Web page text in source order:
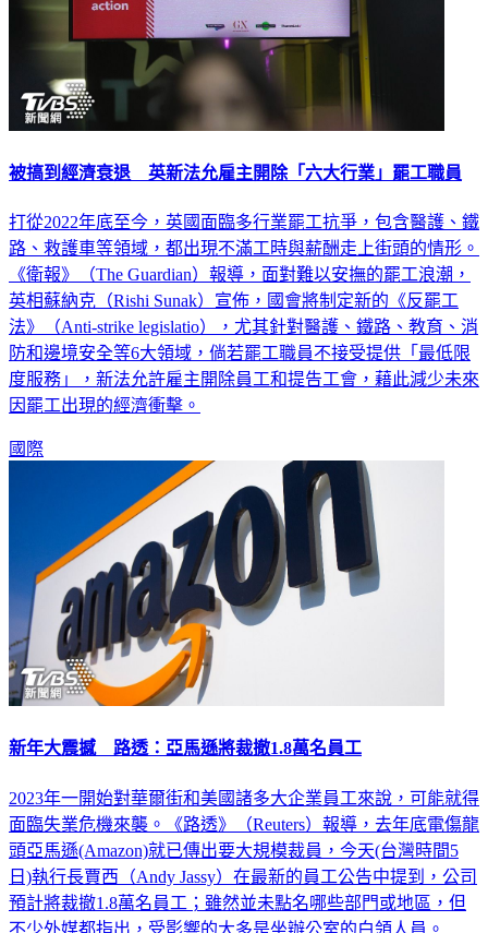
被搞到經濟衰退 英新法允雇主開除「六大行業」罷工職員
打從2022年底至今，英國面臨多行業罷工抗爭，包含醫護、鐵
路、救護車等領域，都出現不滿工時與薪酬走上街頭的情形。
《衛報》（The Guardian）報導，面對難以安撫的罷工浪潮，
英相蘇納克（Rishi Sunak）宣佈，國會將制定新的《反罷工
法》（Anti-strike legislatio），尤其針對醫護、鐵路、教育、消
防和邊境安全等6大領域，倘若罷工職員不接受提供「最低限
度服務」，新法允許雇主開除員工和提告工會，藉此減少未來
因罷工出現的經濟衝擊。
國際
新年大震撼 路透：亞馬遜將裁撤1.8萬名員工
2023年一開始對華爾街和美國諸多大企業員工來說，可能就得
面臨失業危機來襲。《路透》（Reuters）報導，去年底電傷龍
頭亞馬遜(Amazon)就已傳出要大規模裁員，今天(台灣時間5
日)執行長賈西（Andy Jassy）在最新的員工公告中提到，公司
預計將裁撤1.8萬名員工；雖然並未點名哪些部門或地區，但
不少外媒都指出，受影響的大多是坐辦公室的白領人員。